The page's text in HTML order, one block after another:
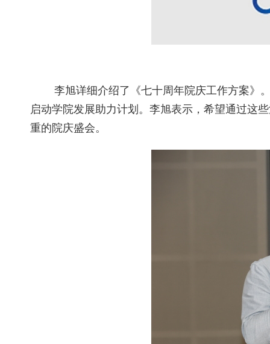
李旭详细介绍了《七十周年院庆工作方案》
启动学院发展助力计划。李旭表示，希望通过这
重的院庆盛会。